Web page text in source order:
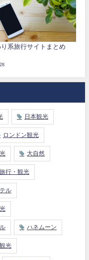
り系旅行サイトまとめ
日本観光
ロンドン観光
大自然
行・観光
ル
ハネムーン
光